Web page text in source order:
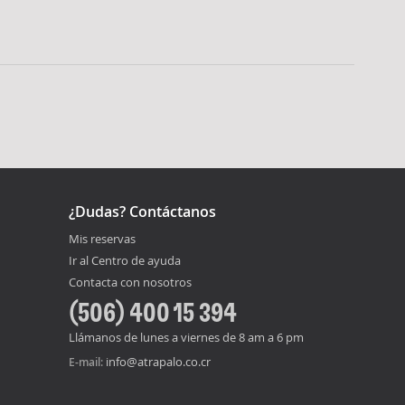
¿Dudas? Contáctanos
Mis reservas
Ir al Centro de ayuda
Contacta con nosotros
(506) 400 15 394
Llámanos de lunes a viernes de 8 am a 6 pm
E-mail: info@atrapalo.co.cr